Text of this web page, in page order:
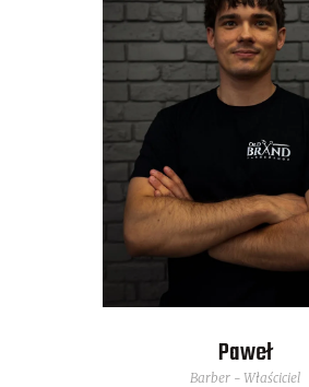
Paweł
Barber - Właściciel